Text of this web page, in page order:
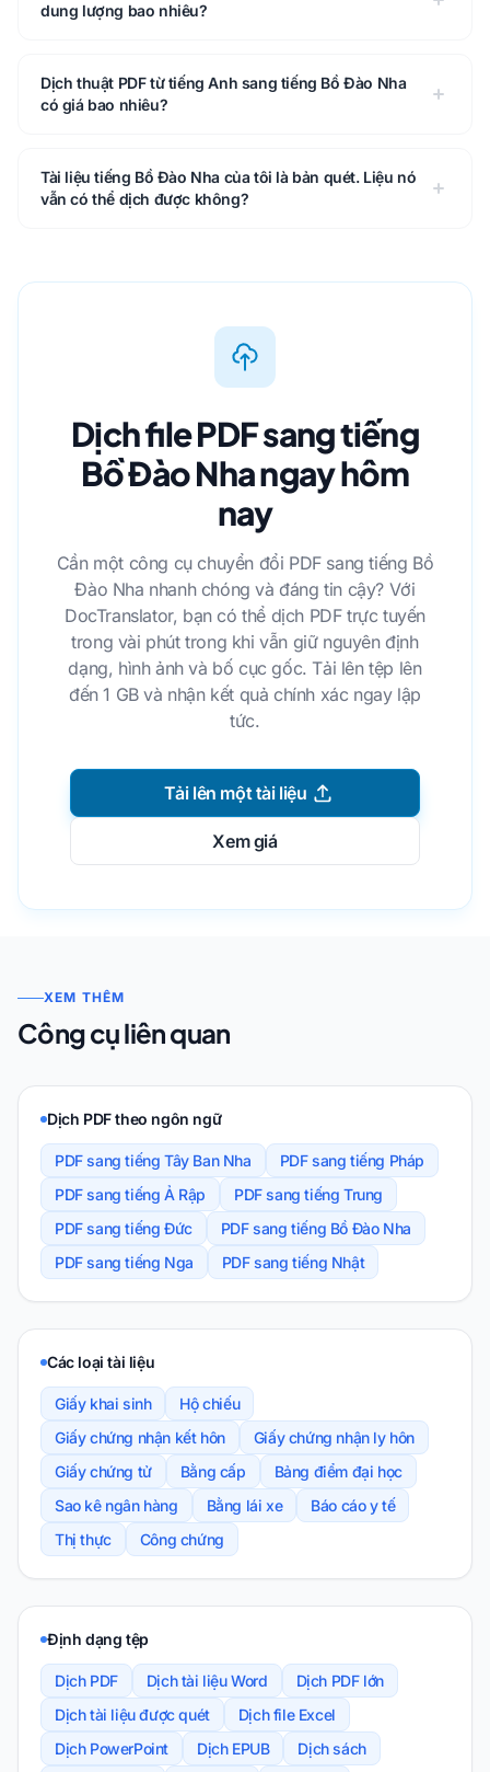
dung lượng bao nhiêu?
Dịch thuật PDF từ tiếng Anh sang tiếng Bồ Đào Nha
có giá bao nhiêu?
Tài liệu tiếng Bồ Đào Nha của tôi là bản quét. Liệu nó
vẫn có thể dịch được không?
Dịch file PDF sang tiếng
Bồ Đào Nha ngay hôm
nay
Cần một công cụ chuyển đổi PDF sang tiếng Bồ
Đào Nha nhanh chóng và đáng tin cậy? Với
DocTranslator, bạn có thể dịch PDF trực tuyến
trong vài phút trong khi vẫn giữ nguyên định
dạng, hình ảnh và bố cục gốc. Tải lên tệp lên
đến 1 GB và nhận kết quả chính xác ngay lập
tức.
Tải lên một tài liệu
Xem giá
XEM THÊM
Công cụ liên quan
Dịch PDF theo ngôn ngữ
PDF sang tiếng Tây Ban Nha
PDF sang tiếng Pháp
PDF sang tiếng Ả Rập
PDF sang tiếng Trung
PDF sang tiếng Đức
PDF sang tiếng Bồ Đào Nha
PDF sang tiếng Nga
PDF sang tiếng Nhật
Các loại tài liệu
Giấy khai sinh
Hộ chiếu
Giấy chứng nhận kết hôn
Giấy chứng nhận ly hôn
Giấy chứng tử
Bằng cấp
Bảng điểm đại học
Sao kê ngân hàng
Bằng lái xe
Báo cáo y tế
Thị thực
Công chứng
Định dạng tệp
Dịch PDF Dịch tài liệu Word
Dịch PDF lớn
Dịch tài liệu được quét
Dịch file Excel
Dịch PowerPoint
Dịch EPUB
Dịch sách